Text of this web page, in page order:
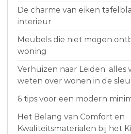
De charme van eiken
interieur
Meubels die niet mogen
woning
Verhuizen naar Leiden: alles
weten over wonen in de
6 tips voor een modern
Het Belang van Comfort en
Kwaliteitsmaterialen bij het